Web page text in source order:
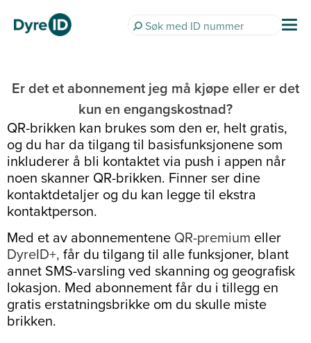
Er det et abonnement jeg må kjøpe eller er det
kun en engangskostnad?
QR-brikken kan brukes som den er, helt gratis,
og du har da tilgang til basisfunksjonene som
inkluderer å bli kontaktet via push i appen når
noen skanner QR-brikken. Finner ser dine
kontaktdetaljer og du kan legge til ekstra
kontaktperson.
Med et av abonnementene QR-premium eller
DyreID+, får du tilgang til alle funksjoner, blant
annet SMS-varsling ved skanning og geografisk
lokasjon. Med abonnement får du i tillegg en
gratis erstatningsbrikke om du skulle miste
brikken.